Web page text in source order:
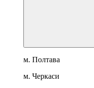
м. Полтава
м. Черкаси